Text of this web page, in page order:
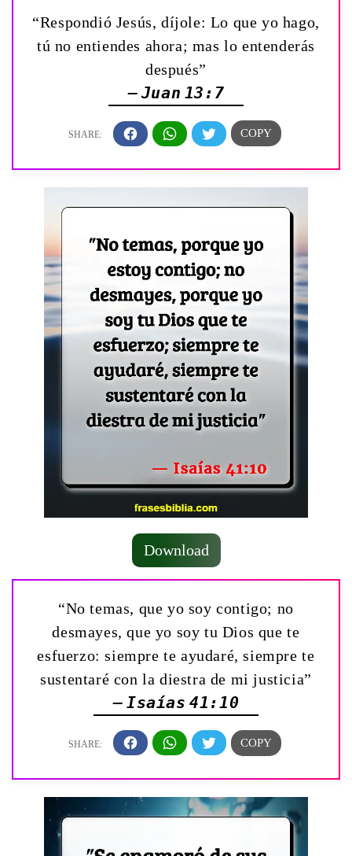
“Respondió Jesús, díjole: Lo que yo hago,
tú no entiendes ahora; mas lo entenderás
después”
— Juan 13:7
Download
“No temas, que yo soy contigo; no
desmayes, que yo soy tu Dios que te
esfuerzo: siempre te ayudaré, siempre te
sustentaré con la diestra de mi justicia”
— Isaías 41:10